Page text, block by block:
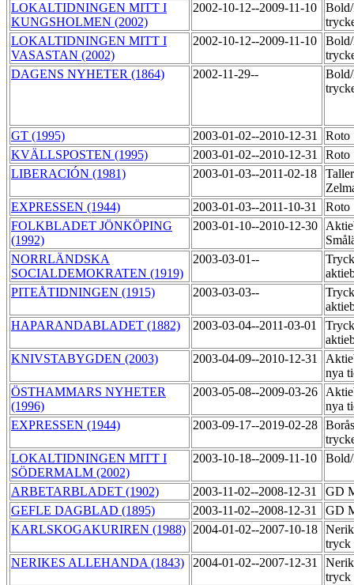
LOKALTIDNINGEN MITT I
KUNGSHOLMEN (2002)
2002-10-12--2009-11-10
LOKALTIDNINGEN MITT I
VASASTAN (2002)
2002-10-12--2009-11-10
DAGENS NYHETER (1864)
2002-11-29--
GT (1995) 2003-01-02--2010-12-31
Roto
KVÄLLSPOSTEN (1995)
2003-01-02--2010-12-31
Roto
LIBERACIÓN (1981)
2003-01-03--2011-02-18
EXPRESSEN (1944)
2003-01-03--2011-10-31
Roto
FOLKBLADET JÖNKÖPING
(1992)
2003-01-10--2010-12-30
NORRLÄNDSKA
SOCIALDEMOKRATEN (1919)
2003-03-01--
PITEÅTIDNINGEN (1915)
2003-03-03--
HAPARANDABLADET (1882)
2003-03-04--2011-03-01
KNIVSTABYGDEN (2003)
2003-04-09--2010-12-31
nya
ÖSTHAMMARS NYHETER
(1996)
2003-05-08--2009-03-26
nya
EXPRESSEN (1944)
2003-09-17--2019-02-28
LOKALTIDNINGEN MITT I
SÖDERMALM (2002)
2003-10-18--2009-11-10
ARBETARBLADET (1902) 2003-11-02--2008-12-31
GD
GEFLE DAGBLAD (1895)
2003-11-02--2008-12-31
GD
KARLSKOGAKURIREN (1988) 2004-01-02--2007-10-18
tryck
NERIKES ALLEHANDA (1843)
2004-01-02--2007-12-31
tryck